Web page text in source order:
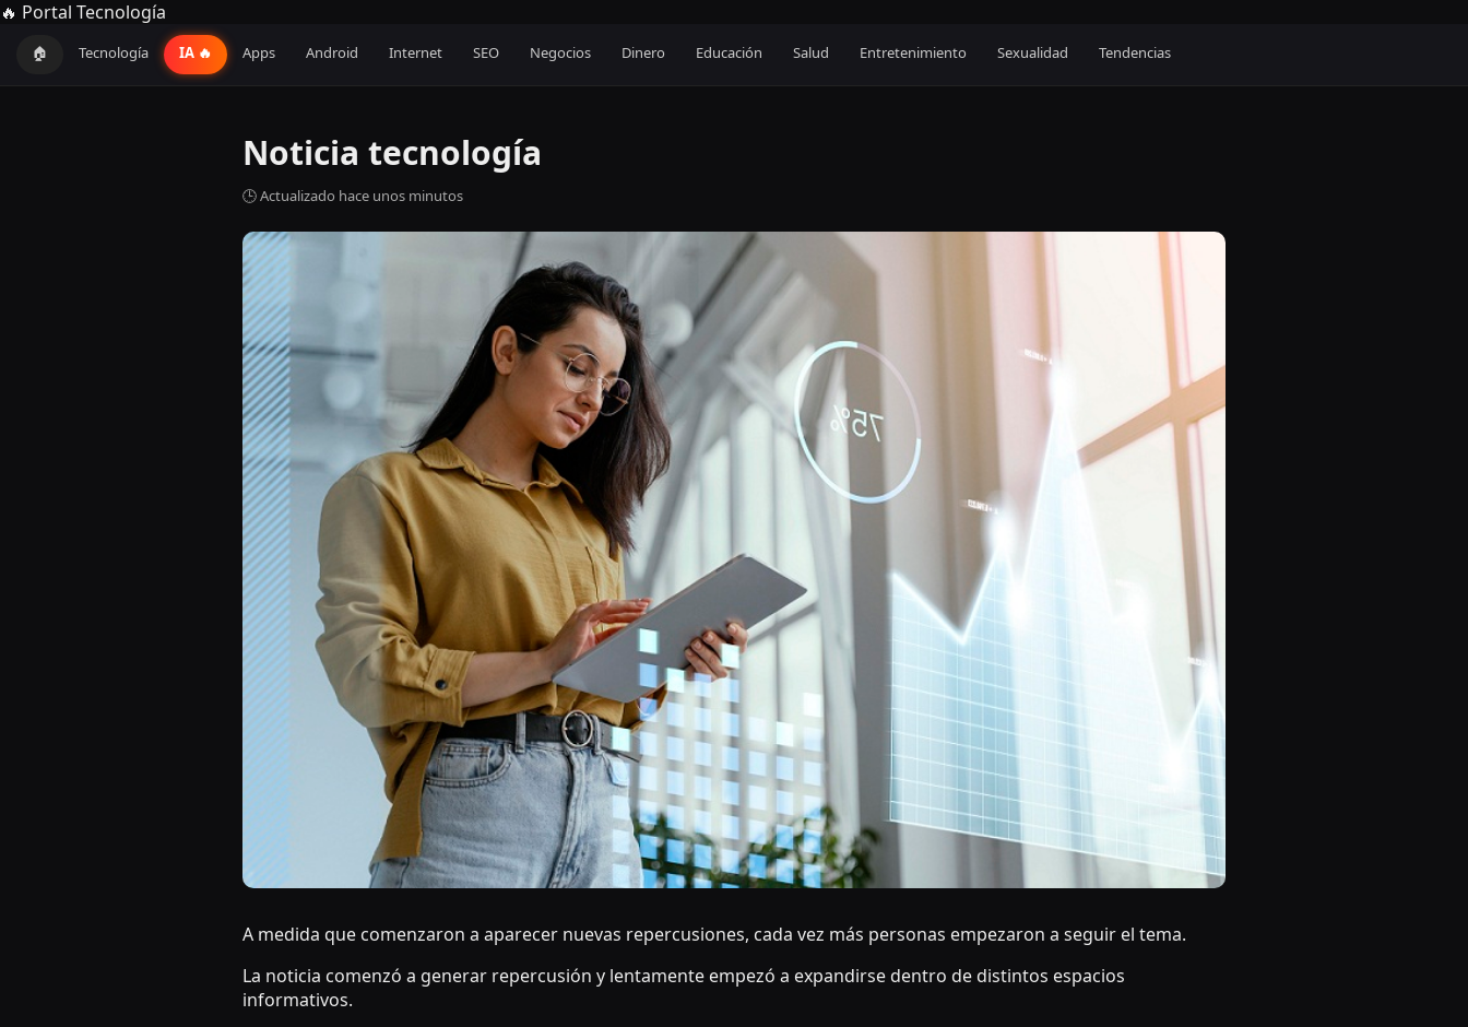
🔥 Portal Tecnología
🏠 Tecnología IA 🔥 Apps Android Internet SEO Negocios Dinero Educación Salud Entretenimiento Sexualidad Tendencias
Noticia tecnología
🕒 Actualizado hace unos minutos
A medida que comenzaron a aparecer nuevas repercusiones, cada vez más personas empezaron a seguir el tema.
La noticia comenzó a generar repercusión y lentamente empezó a expandirse dentro de distintos espacios
informativos.